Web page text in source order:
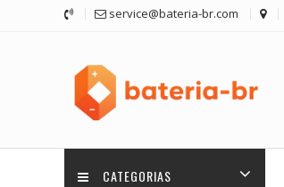
service@bateria-br.com
CATEGORIAS